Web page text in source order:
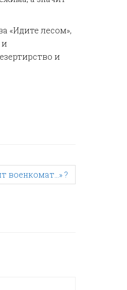
«Идите лесом»,
и
и
военкомат…» ?